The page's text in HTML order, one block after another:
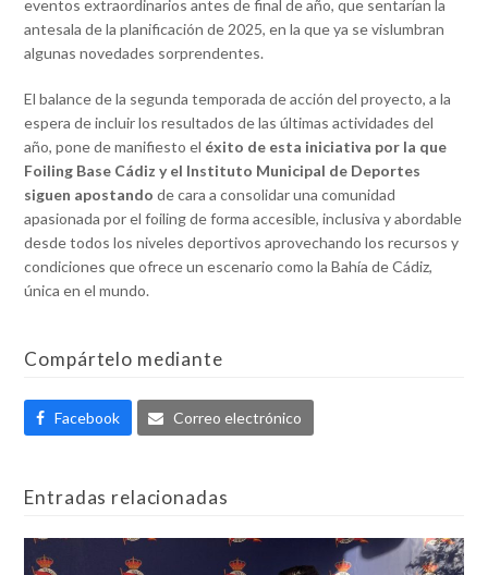
eventos extraordinarios antes de final de año, que sentarían la
antesala de la planificación de 2025, en la que ya se vislumbran
algunas novedades sorprendentes.
El balance de la segunda temporada de acción del proyecto, a la
espera de incluir los resultados de las últimas actividades del
año, pone de manifiesto el éxito de esta iniciativa por la que
Foiling Base Cádiz y el Instituto Municipal de Deportes
siguen apostando de cara a consolidar una comunidad
apasionada por el foiling de forma accesible, inclusiva y abordable
desde todos los niveles deportivos aprovechando los recursos y
condiciones que ofrece un escenario como la Bahía de Cádiz,
única en el mundo.
Compártelo mediante
Facebook Correo electrónico
Entradas relacionadas